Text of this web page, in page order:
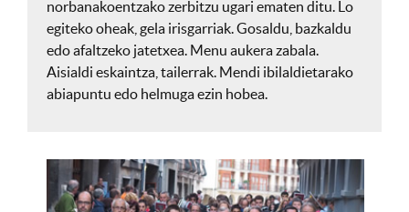
norbanakoentzako zerbitzu ugari ematen ditu. Lo
egiteko oheak, gela irisgarriak. Gosaldu, bazkaldu
edo afaltzeko jatetxea. Menu aukera zabala.
Aisialdi eskaintza, tailerrak. Mendi ibilaldietarako
abiapuntu edo helmuga ezin hobea.